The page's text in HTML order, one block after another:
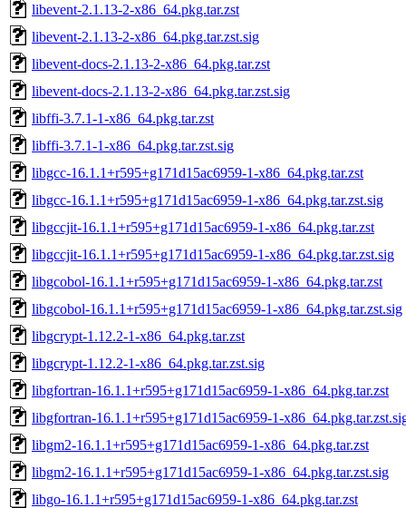
libevent-2.1.13-2-x86_64.pkg.tar.zst
libevent-2.1.13-2-x86_64.pkg.tar.zst.sig
libevent-docs-2.1.13-2-x86_64.pkg.tar.zst
libevent-docs-2.1.13-2-x86_64.pkg.tar.zst.sig
libffi-3.7.1-1-x86_64.pkg.tar.zst
libffi-3.7.1-1-x86_64.pkg.tar.zst.sig
libgcc-16.1.1+r595+g171d15ac6959-1-x86_64.pkg.tar.zst
libgcc-16.1.1+r595+g171d15ac6959-1-x86_64.pkg.tar.zst.sig
libgccjit-16.1.1+r595+g171d15ac6959-1-x86_64.pkg.tar.zst
libgccjit-16.1.1+r595+g171d15ac6959-1-x86_64.pkg.tar.zst.sig
libgcobol-16.1.1+r595+g171d15ac6959-1-x86_64.pkg.tar.zst
libgcobol-16.1.1+r595+g171d15ac6959-1-x86_64.pkg.tar.zst.sig
libgcrypt-1.12.2-1-x86_64.pkg.tar.zst
libgcrypt-1.12.2-1-x86_64.pkg.tar.zst.sig
libgfortran-16.1.1+r595+g171d15ac6959-1-x86_64.pkg.tar.zst
libgfortran-16.1.1+r595+g171d15ac6959-1-
libgm2-16.1.1+r595+g171d15ac6959-1-x86_64.pkg.tar.zst
libgm2-16.1.1+r595+g171d15ac6959-1-x86_64.pkg.tar.zst.sig
libgo-16.1.1+r595+g171d15ac6959-1-x86_64.pkg.tar.zst